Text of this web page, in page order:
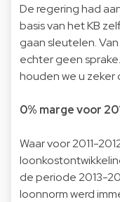
De regering had
basis van het KB
gaan sleutelen.
echter geen
houden we u
0% marge voor
Waar voor 2011-
de periode 2013-
loonnorm werd